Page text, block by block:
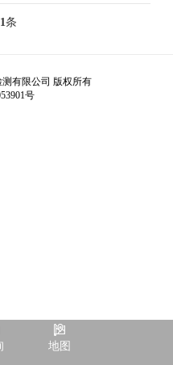

地图
1 条
有限公司 版权所有
号